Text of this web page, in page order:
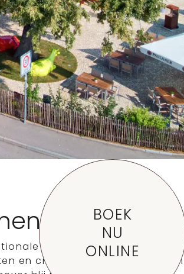
BOEK
NU
ONLINE
twist, altijd met de nadruk
en creatieve accenten zorgen